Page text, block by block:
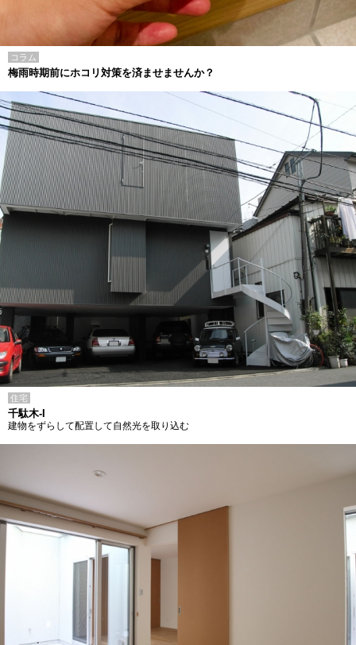
コラム
梅雨時期前にホコリ対策を済ませませんか？
住宅
千駄木-I
建物をずらして配置して自然光を取り込む